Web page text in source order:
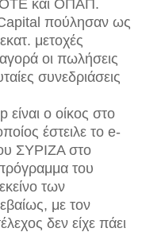
ΟΤΕ και ΟΠΑΠ.
Capital πούλησαν ως
μετοχές
οι πωλήσεις
συνεδριάσεις
είναι ο οίκος στο
έστειλε το e-
ΣΥΡΙΖΑ στο
του
των
με τον
δεν είχε πάει